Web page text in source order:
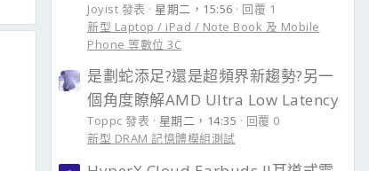
Joyist 發表 星期二，15:56
回覆 1
新型 Laptop / iPad / Note Book 及 Mobile
Phone 等數位 3C
是劃蛇添足?還是超頻界新趨勢?另一
個角度瞭解AMD Ultra Low Latency
Toppc 發表 星期二，14:35
回覆 0
新型 DRAM 記憶體模組測試